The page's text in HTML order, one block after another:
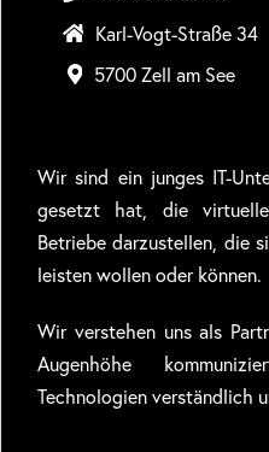
Wir sind ein junges IT-
gesetzt hat, die
Betriebe darzustellen, die
leisten wollen oder können.
Wir verstehen uns als
Augenhöhe
Technologien verständlich
Karl-Vogt-Straße 34
5700 Zell am See